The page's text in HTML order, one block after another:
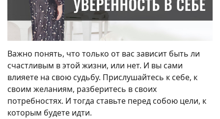
Важно понять, что только от вас зависит быть ли
счастливым в этой жизни, или нет. И вы сами
влияете на свою судьбу. Прислушайтесь к себе, к
своим желаниям, разберитесь в своих
потребностях. И тогда ставьте перед собою цели, к
которым будете идти.